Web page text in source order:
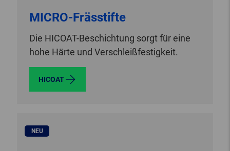
MICRO-Frässtifte
Die HICOAT-Beschichtung sorgt für eine
hohe Härte und Verschleißfestigkeit.
HICOAT
NEU